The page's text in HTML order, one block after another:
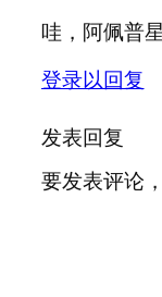
哇，阿佩普
登录以回复
发表回复
要发表评论